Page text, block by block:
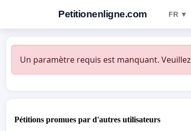
Petitionenligne.com FR ▼
Un paramètre requis est manquant.
Pétitions promues par d'autres utilisateurs